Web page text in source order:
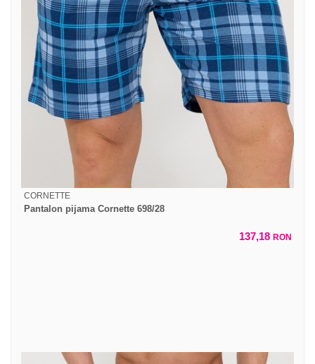
CORNETTE
Pantalon pijama Cornette 698/28
137,18 RON